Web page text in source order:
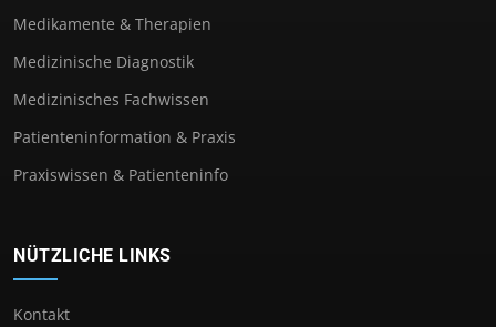
Medikamente & Therapien
Medizinische Diagnostik
Medizinisches Fachwissen
Patienteninformation & Praxis
Praxiswissen & Patienteninfo
NÜTZLICHE LINKS
Kontakt